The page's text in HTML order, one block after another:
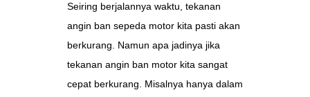
Seiring berjalannya waktu, tekanan
angin ban sepeda motor kita pasti akan
berkurang. Namun apa jadinya jika
tekanan angin ban motor kita sangat
cepat berkurang. Misalnya hanya dalam